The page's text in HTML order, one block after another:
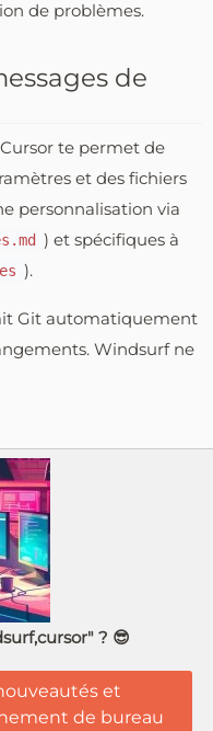
de problèmes.
de
te permet de
et des fichiers
personnalisation via
) et spécifiques à
).
Git automatiquement
Windsurf ne
? 😎
et
de bureau